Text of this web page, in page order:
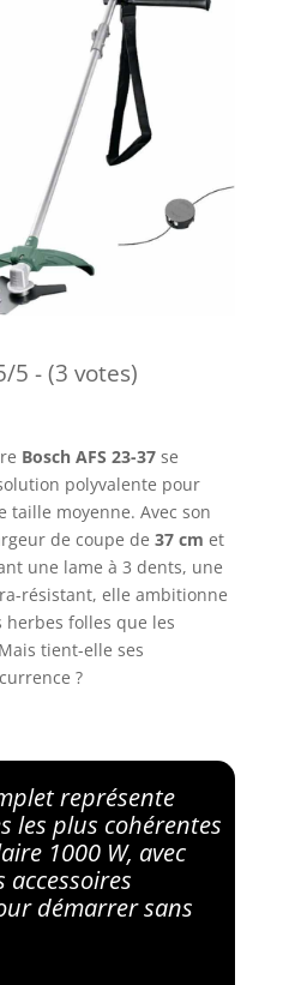
5 - (3 votes)
Bosch AFS 23-37se
polyvalente pour
taille moyenne. Avec son
de coupe de 37 cm et
une lame à 3 dents, une
résistant, elle ambitionne
folles que les
tient-elle ses
?
représente
les plus cohérentes
1000 W, avec
accessoires
démarrer sans